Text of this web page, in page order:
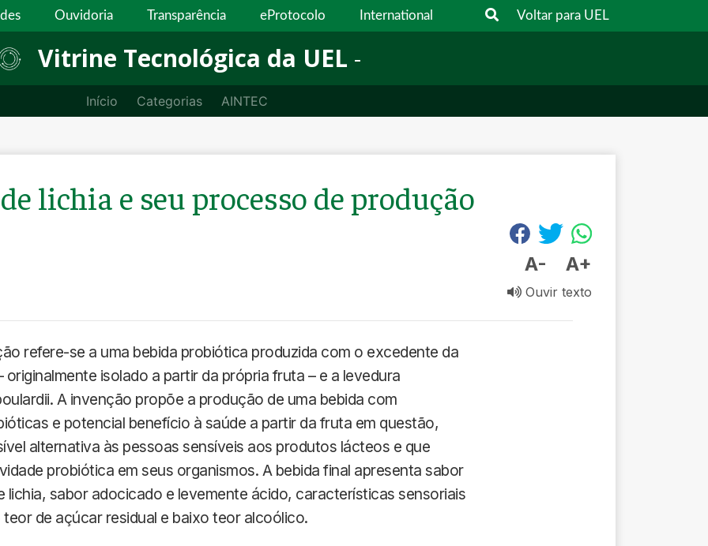
Ouvidoria Transparência eProtocolo International Voltar para UEL
Vitrine Tecnológica da UEL -
Início Categorias AINTEC
lichia e seu processo de produção
A- A+
Ouvir texto
refere-se a uma bebida probiótica produzida com o excedente da
originalmente isolado a partir da própria fruta – e a levedura
A invenção propõe a produção de uma bebida com
e potencial benefício à saúde a partir da fruta em questão,
alternativa às pessoas sensíveis aos produtos lácteos e que
probiótica em seus organismos. A bebida final apresenta sabor
lichia, sabor adocicado e levemente ácido, características sensoriais
de açúcar residual e baixo teor alcoólico.